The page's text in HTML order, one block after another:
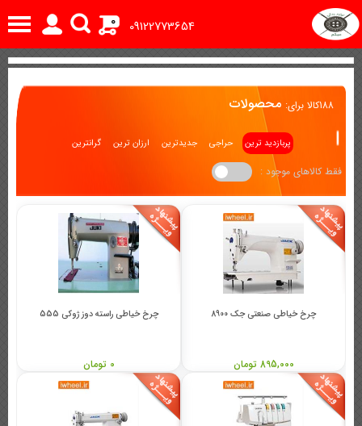
09122773654
0
188کالا برای: محصولات
پربازدید ترین حراجی جدیدترین ارزان ترین گرانترین
فقط کالاهای موجود :
چرخ خیاطی صنعتی جک 8900
895,000 تومان
چرخ خیاطی راسته دوز ژوکی 555
0 تومان